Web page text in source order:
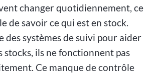
changer quotidiennement, ce
de savoir ce qui est en stock.
des systèmes de suivi pour aider
stocks, ils ne fonctionnent pas
Ce manque de contrôle